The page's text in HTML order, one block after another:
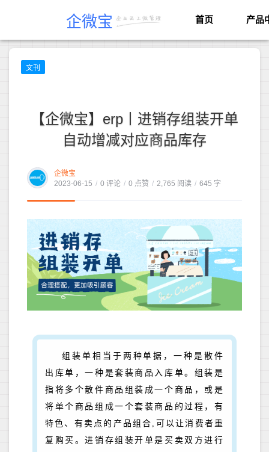
企微宝 首页 产品
文刊
【企微宝】erp丨进销存组装开单
自动增减对应商品库存
企微宝
2023-06-15 / 0 评论 / 0 点赞 / 2,765 阅读 / 645 字
组装单相当于两种单据，一种是散件
出库单，一种是套装商品入库单。组装是
指将多个散件商品组装成一个商品，或是
将单个商品组成一个套装商品的过程，有
特色、有卖点的产品组合,可以让消费者重
复购买。进销存组装开单是买卖双方进行